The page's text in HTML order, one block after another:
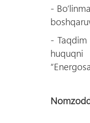
-
-
huquqni